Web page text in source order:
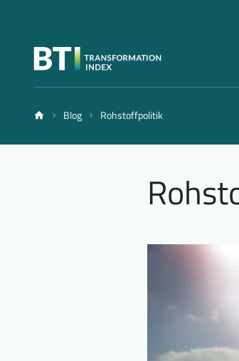
Blog Rohstoffpolitik